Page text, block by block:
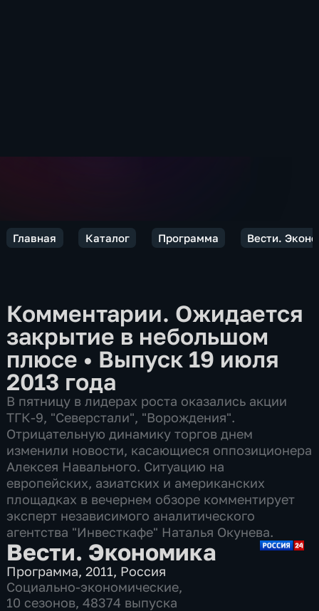
Главная Каталог Программа Вести.
Комментарии. Ожидается
закрытие в небольшом
плюсе • Выпуск 19 июля
2013 года
В пятницу в лидерах роста оказались акции
ТГК-9, "Северстали", "Ворождения".
Отрицательную динамику торгов днем
изменили новости, касающиеся оппозиционера
Алексея Навального. Ситуацию на
европейских, азиатских и американских
площадках в вечернем обзоре комментирует
эксперт независимого аналитического
агентства "Инвесткафе" Наталья Окунева.
Вести. Экономика
Программа,2011, Россия
Социально-экономические,
10 сезонов, 48374 выпуска